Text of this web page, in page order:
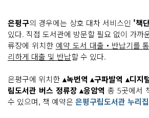
은평구의 경우에는 상호 대차 서비스인 '책
있다. 직접 도서관에 방문할 필요 없이 가까
류장에 위치한 예약 도서 대출‧반납기를
리하게 대출 및 반납할 수 있다.
은평구에 위치한 ▴녹번역 ▴구파발역 ▴디지
림도서관 버스 정류장 ▴응암역 총 5곳에서
수 있으며, 책 예약은 은평구립도서관 누리집